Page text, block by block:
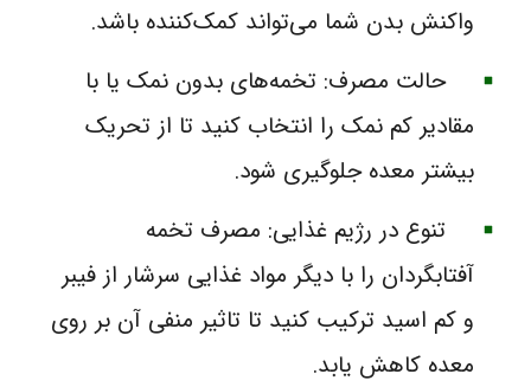
واکنش بدن شما می‌تواند کمک‌کننده باشد.
حالت مصرف: تخمه‌های بدون نمک یا با
مقادیر کم نمک را انتخاب کنید تا از تحریک
بیشتر معده جلوگیری شود.
تنوع در رژیم غذایی: مصرف تخمه
آفتابگردان را با دیگر مواد غذایی سرشار از فیبر
و کم اسید ترکیب کنید تا تاثیر منفی آن بر روی
معده کاهش یابد.